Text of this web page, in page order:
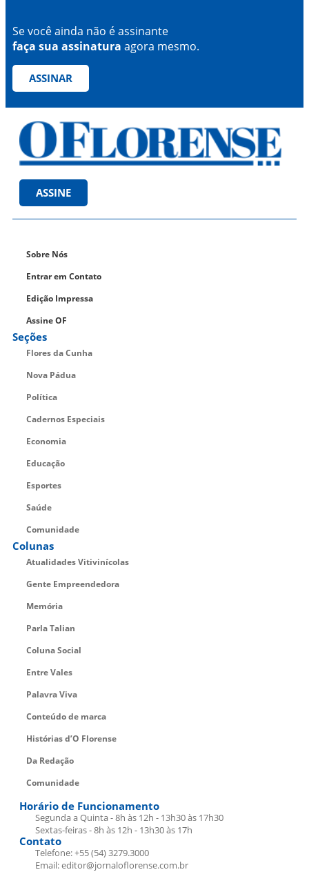
Se você ainda não é assinante
faça sua assinatura agora mesmo.
ASSINAR
ASSINE
Sobre Nós
Entrar em Contato
Edição Impressa
Assine OF
Seções
Flores da Cunha
Nova Pádua
Política
Cadernos Especiais
Economia
Educação
Esportes
Saúde
Comunidade
Colunas
Atualidades Vitivinícolas
Gente Empreendedora
Memória
Parla Talian
Coluna Social
Entre Vales
Palavra Viva
Conteúdo de marca
Histórias d’O Florense
Da Redação
Comunidade
Horário de Funcionamento
Segunda a Quinta - 8h às 12h - 13h30 às 17h30
Sextas-feiras - 8h às 12h - 13h30 às 17h
Contato
Telefone: +55 (54) 3279.3000
Email: editor@jornaloflorense.com.br